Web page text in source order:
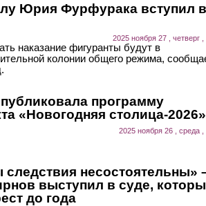
Юрия Фурфурака вступил в
2025 ноября 27 , четверг ,
наказание фигуранты будут в
колонии общего режима,
программу
«Новогодняя столица-2026»
2025 ноября 26 , среда ,
следствия несостоятельны»
выступил в суде,
до года